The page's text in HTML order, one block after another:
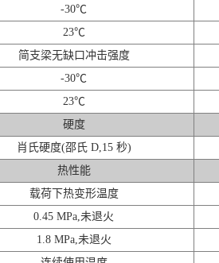
-30℃
23℃
简支梁无缺口冲击强度
-30℃
23℃
硬度
肖氏硬度(邵氏 D,15 秒)
热性能
载荷下热变形温度
0.45 MPa,未退火
1.8 MPa,未退火